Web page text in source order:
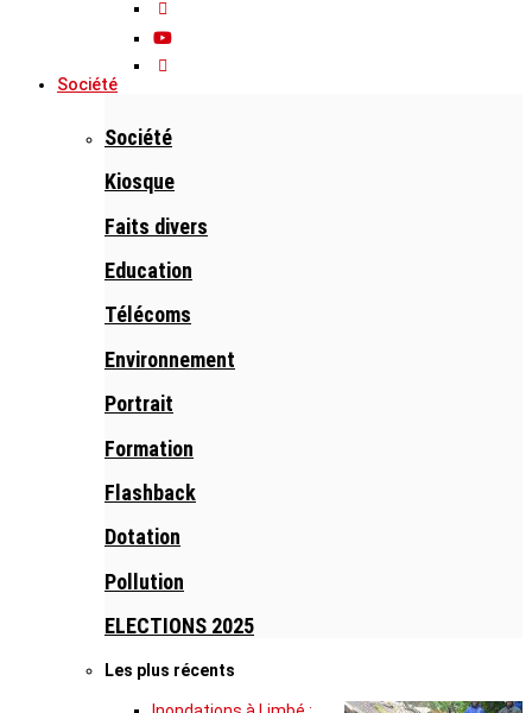
Société
Société
Kiosque
Faits divers
Education
Télécoms
Environnement
Portrait
Formation
Flashback
Dotation
Pollution
ELECTIONS 2025
Les plus récents